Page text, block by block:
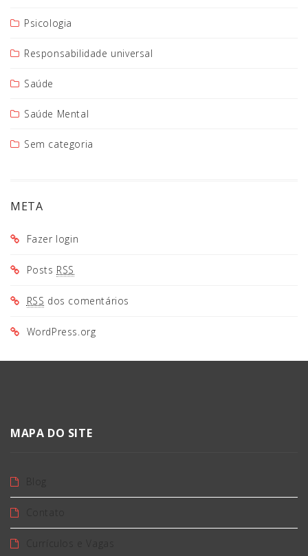
Psicologia
Responsabilidade universal
Saúde
Saúde Mental
Sem categoria
META
Fazer login
Posts RSS
RSS dos comentários
WordPress.org
MAPA DO SITE
Blog
Currículos e Vagas